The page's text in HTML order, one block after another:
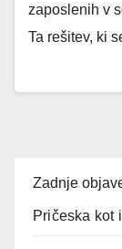
zaposlenih v
Ta rešitev, ki
Zadnje
Pričeska kot